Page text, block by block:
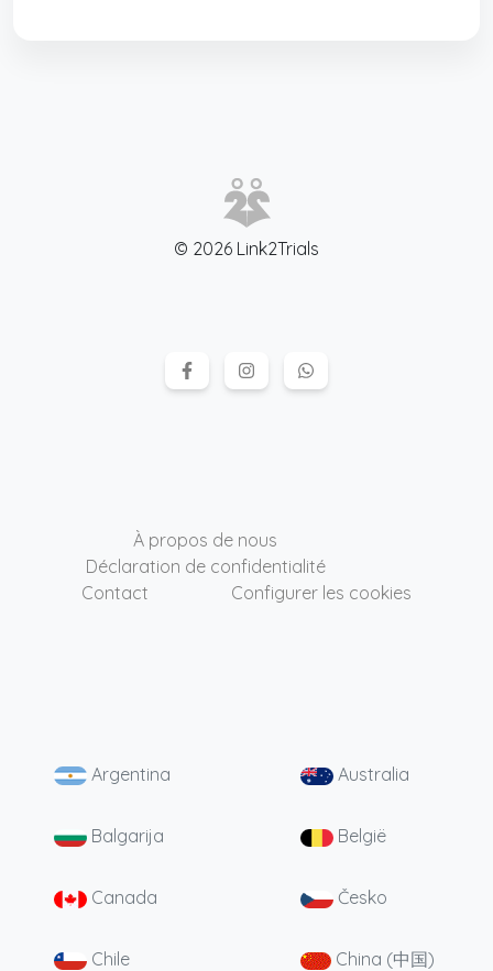
© 2026 Link2Trials
À propos de nous
Déclaration de confidentialité
Contact
Configurer les cookies
Argentina Australia
Balgarija België
Canada Česko
Chile China (中国)